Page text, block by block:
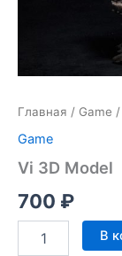
Главная / Game
Game
Vi 3D Model
700 ₽
Количество
товара
В